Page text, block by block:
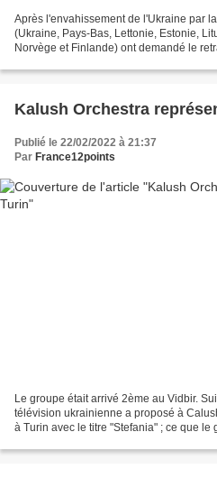
Après l'envahissement de l'Ukraine par
(Ukraine, Pays-Bas, Lettonie, Estonie,
Norvège et Finlande) ont demandé le
Kalush Orchestra
Publié le 22/02/2022 à 21:37
Par France12points
Le groupe était arrivé 2ème au Vidbir.
télévision ukrainienne a proposé à
à Turin avec le titre "Stefania" ; ce que le